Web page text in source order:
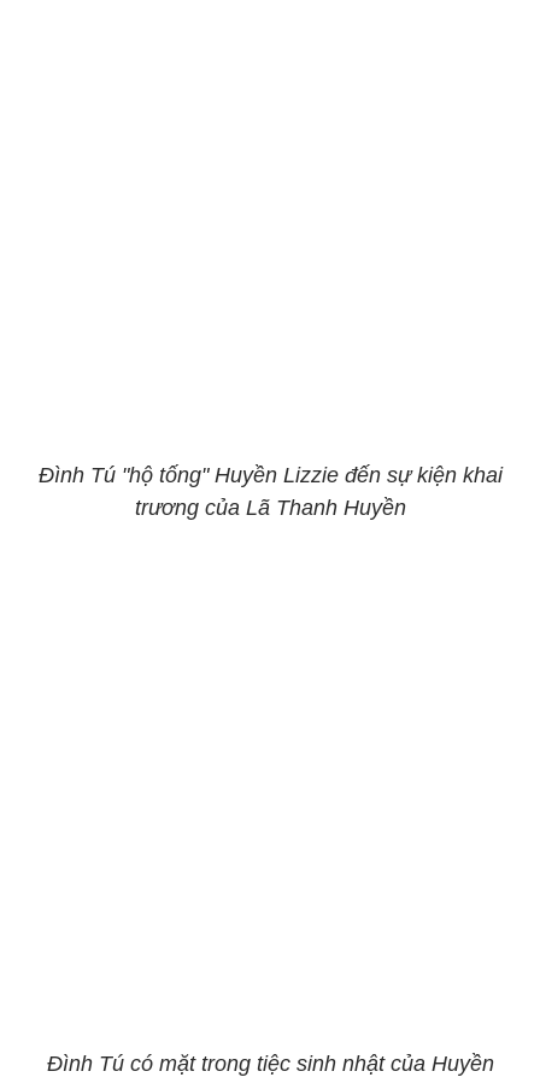
Đình Tú "hộ tống" Huyền Lizzie đến sự kiện khai
trương của Lã Thanh Huyền
Đình Tú có mặt trong tiệc sinh nhật của Huyền